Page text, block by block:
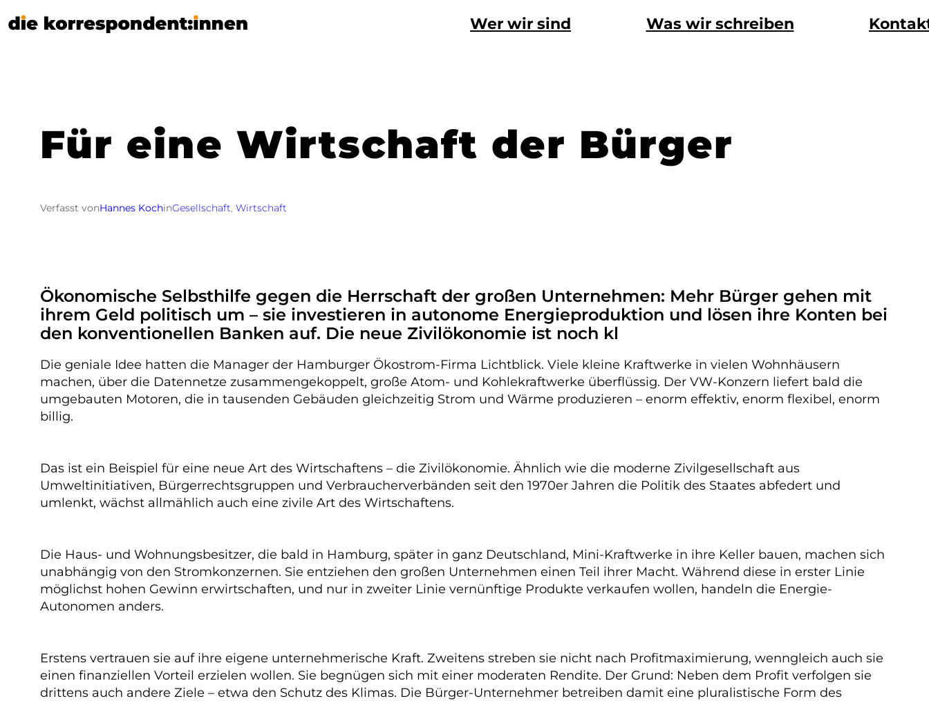
Wer wir sind Was wir schreiben
Für eine Wirtschaft der Bürger
Verfasst vonHannes KochinGesellschaft, Wirtschaft
Ökonomische Selbsthilfe gegen die Herrschaft der großen Unternehmen: Mehr Bürger gehen mit
ihrem Geld politisch um – sie investieren in autonome Energieproduktion und lösen ihre Konten bei
den konventionellen Banken auf. Die neue Zivilökonomie ist noch kl
Die geniale Idee hatten die Manager der Hamburger Ökostrom-Firma Lichtblick. Viele kleine Kraftwerke in vielen Wohnhäusern
machen, über die Datennetze zusammengekoppelt, große Atom- und Kohlekraftwerke überflüssig. Der VW-Konzern liefert bald die
umgebauten Motoren, die in tausenden Gebäuden gleichzeitig Strom und Wärme produzieren – enorm effektiv, enorm flexibel, enorm
billig.
Das ist ein Beispiel für eine neue Art des Wirtschaftens – die Zivilökonomie. Ähnlich wie die moderne Zivilgesellschaft aus
Umweltinitiativen, Bürgerrechtsgruppen und Verbraucherverbänden seit den 1970er Jahren die Politik des Staates abfedert und
umlenkt, wächst allmählich auch eine zivile Art des Wirtschaftens.
Die Haus- und Wohnungsbesitzer, die bald in Hamburg, später in ganz Deutschland, Mini-Kraftwerke in ihre Keller bauen, machen sich
unabhängig von den Stromkonzernen. Sie entziehen den großen Unternehmen einen Teil ihrer Macht. Während diese in erster Linie
möglichst hohen Gewinn erwirtschaften, und nur in zweiter Linie vernünftige Produkte verkaufen wollen, handeln die Energie-
Autonomen anders.
Erstens vertrauen sie auf ihre eigene unternehmerische Kraft. Zweitens streben sie nicht nach Profitmaximierung, wenngleich auch sie
einen finanziellen Vorteil erzielen wollen. Sie begnügen sich mit einer moderaten Rendite. Der Grund: Neben dem Profit verfolgen sie
drittens auch andere Ziele – etwa den Schutz des Klimas. Die Bürger-Unternehmer betreiben damit eine pluralistische Form des